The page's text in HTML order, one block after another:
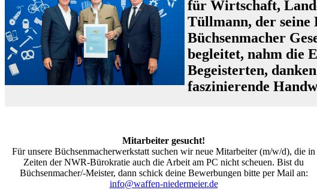
für Wirtschaft,
Tüllmann, der seine
Büchsenmacher
begleitet, nahm die
Begeisterten,
faszinierende
Mitarbeiter gesucht!
Für unsere Büchsenmacherwerkstatt suchen wir neue Mitarbeiter (m/w/d), die in
Zeiten der NWR-Bürokratie auch die Arbeit am PC nicht scheuen. Bist du
Büchsenmacher/-Meister, dann schick deine Bewerbungen bitte per Mail an:
info@waffen-niedermeier.de